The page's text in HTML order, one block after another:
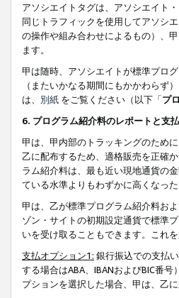
アソシエイトタグは、アソシエイト
同じトラフィックを使用してアソシ
の操作や組み合わせによるもの）、
ます。
甲は随時、アソシエイトが標準プロ
（またいかなる期間にもかかわらず
は、 別紙 をご覧ください（以下「プ
6. プログラム紹介料のレポートと支
甲は、甲内部のトラッキングのため
乙に配布するため、適格販売を正確
ラム紹介料は、最も近い現地通貨の
ている水準よりもわずかに高くなっ
甲は、乙が標準プログラム紹介料お
ゾン・サイトの初期設定通貨で標準
いを受け取ることもできます。これ
支払オプション1: 銀行振込での支払
する場合はABA、IBANおよびBIC番
プションを選択した場合、甲は、乙